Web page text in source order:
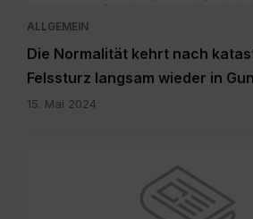
15.5.2024.pdf
ALLGEMEIN
Die Normalität kehrt nach
Felssturz langsam wieder in
15. Mai 2024